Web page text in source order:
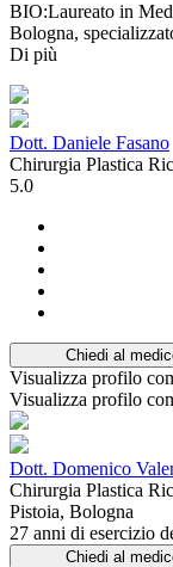
BIO:Laureato in
Bologna,
Di più
Dott. Daniele Fasano
Chirurgia Plastica
5.0
Chiedi al
Visualizza profilo
Visualizza profilo
Dott. Domenico
Chirurgia Plastica
Pistoia, Bologna
27 anni di esercizio
Chiedi al